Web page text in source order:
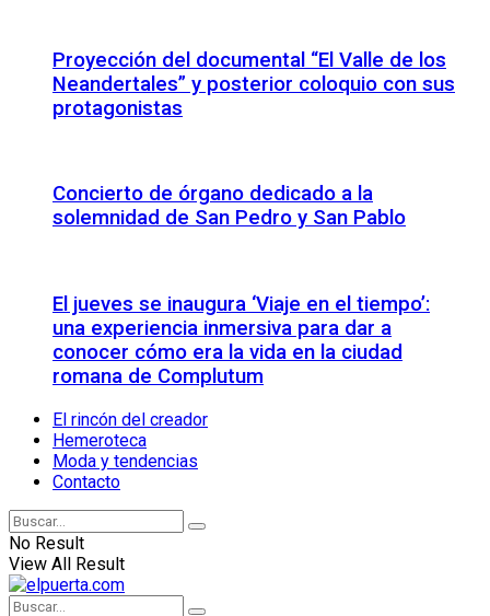
Proyección del documental “El Valle de los
Neandertales” y posterior coloquio con sus
protagonistas
Concierto de órgano dedicado a la
solemnidad de San Pedro y San Pablo
El jueves se inaugura ‘Viaje en el tiempo’:
una experiencia inmersiva para dar a
conocer cómo era la vida en la ciudad
romana de Complutum
El rincón del creador
Hemeroteca
Moda y tendencias
Contacto
No Result
View All Result